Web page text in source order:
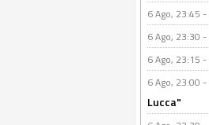
6 Ago, 23:45 -
6 Ago, 23:30 -
6 Ago, 23:15 -
6 Ago, 23:00 -
Lucca"